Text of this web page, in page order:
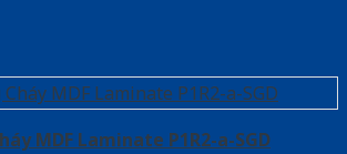
MDF Laminate P1R2-a-SGD